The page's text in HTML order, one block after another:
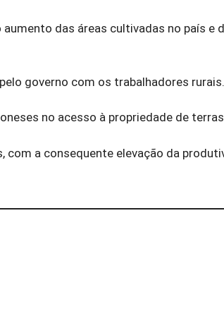
das áreas cultivadas no país e
governo com os trabalhadores rurais.
no acesso à propriedade de
a consequente elevação da